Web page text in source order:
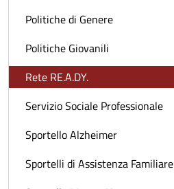
Politiche di Genere
Politiche Giovanili
Rete RE.A.DY.
Servizio Sociale Professionale
Sportello Alzheimer
Sportelli di Assistenza Familiare